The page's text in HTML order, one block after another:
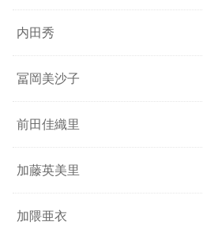
内田秀
冨岡美沙子
前田佳織里
加藤英美里
加隈亜衣